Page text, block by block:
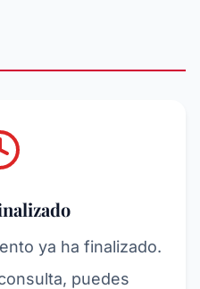
ya ha finalizado.
puedes